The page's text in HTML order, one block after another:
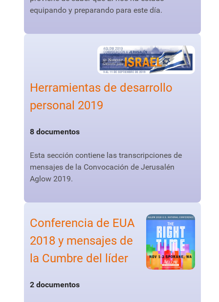
equipando y preparando para este día.
Herramientas de desarrollo
personal 2019
8 documentos
Esta sección contiene las transcripciones de
mensajes de la Convocación de Jerusalén
Aglow 2019.
Conferencia de EUA
2018 y mensajes de
la Cumbre del líder
2 documentos